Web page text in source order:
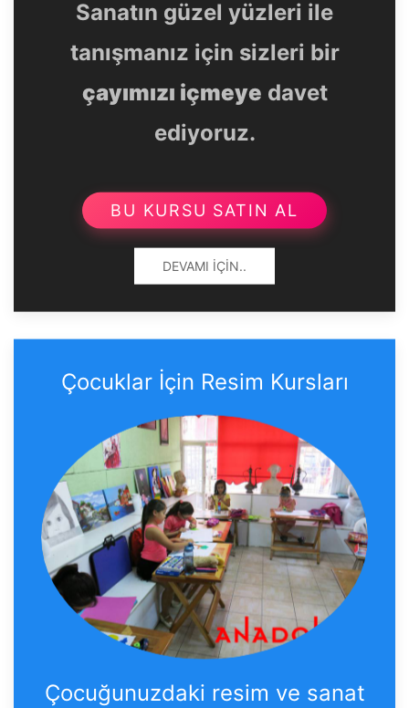
Sanatın güzel yüzleri ile
tanışmanız için sizleri bir
çayımızı içmeye davet
ediyoruz.
BU KURSU SATIN AL
DEVAMI İÇIN..
Çocuklar İçin Resim Kursları
Çocuğunuzdaki resim ve sanat